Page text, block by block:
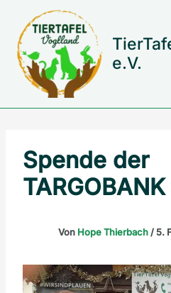
springen
e.V.
Spende der
Von Hope Thierbach /5.